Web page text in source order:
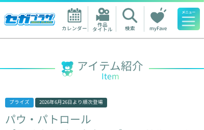
カレンダー 作品
タイトル 検索 myFave
人気ワード
アイテム紹介
Item
プライズ 2026年6月26日 より順次登場
パウ・パトロール